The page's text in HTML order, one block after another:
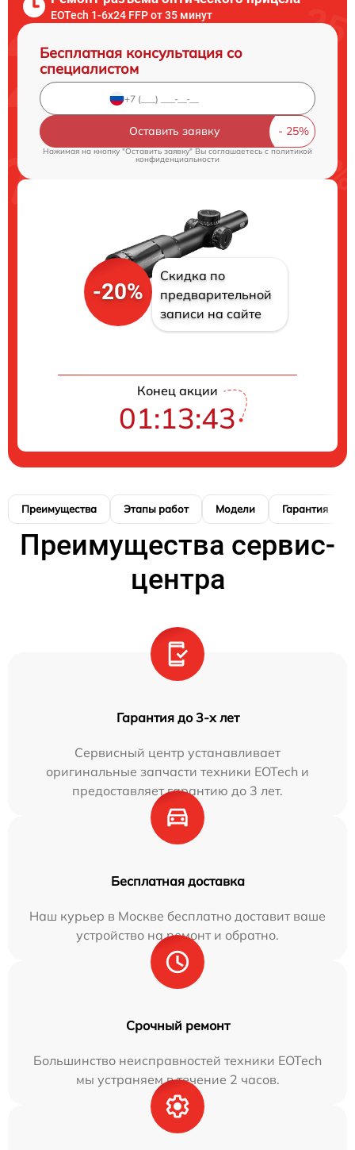
EOTech 1-6x24 FFP от 35 минут
Бесплатная консультация со
специалистом
Оставить заявку
Нажимая на кнопку "Оставить заявку" Вы соглашаетесь cполитикой
конфиденциальности
-20%
Скидка по
предварительной
записи на сайте
Конец акции
01:13:42
Преимущества Этапы работ Модели Гарантия
Преимущества сервис-
центра
Гарантия до 3-х лет
Сервисный центр устанавливает
оригинальные запчасти техники EOTech и
предоставляет гарантию до 3 лет.
Бесплатная доставка
Наш курьер в Москве бесплатно доставит ваше
устройство на ремонт и обратно.
Срочный ремонт
Большинство неисправностей техники EOTech
мы устраняем в течение 2 часов.